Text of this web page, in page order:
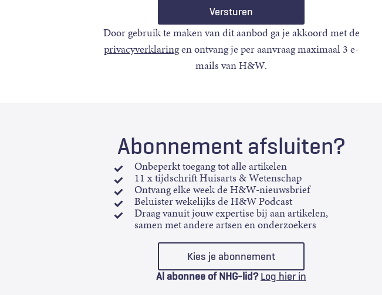
Door gebruik te maken van dit aanbod ga je akkoord met de
privacyverklaringen ontvang je per aanvraag maximaal 3 e-
mails van H&W.
Abonnement afsluiten?
Onbeperkt toegang tot alle artikelen
11 x tijdschrift Huisarts & Wetenschap
Ontvang elke week de H&W-nieuwsbrief
Beluister wekelijks de H&W Podcast
Draag vanuit jouw expertise bij aan artikelen,
samen met andere artsen en onderzoekers
Kies je abonnement
Al abonnee of NHG-lid? Log hier in